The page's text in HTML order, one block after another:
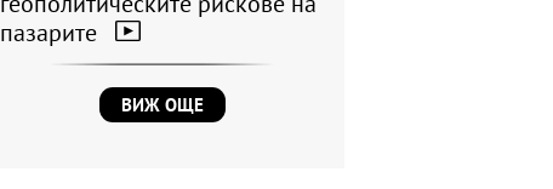
пазарите
ВИЖ ОЩЕ